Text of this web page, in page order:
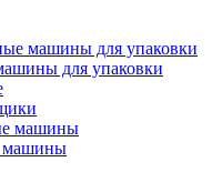
машины для упаковки
для упаковки
машины
машины